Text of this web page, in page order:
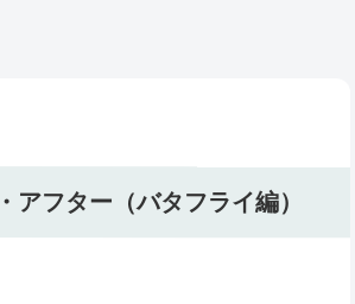
アフター（バタフライ編）